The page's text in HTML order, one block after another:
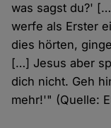
was sagst du?'
werfe als Erster
dies hörten,
[…] Jesus aber
dich nicht. Geh
mehr!'" (Quelle: